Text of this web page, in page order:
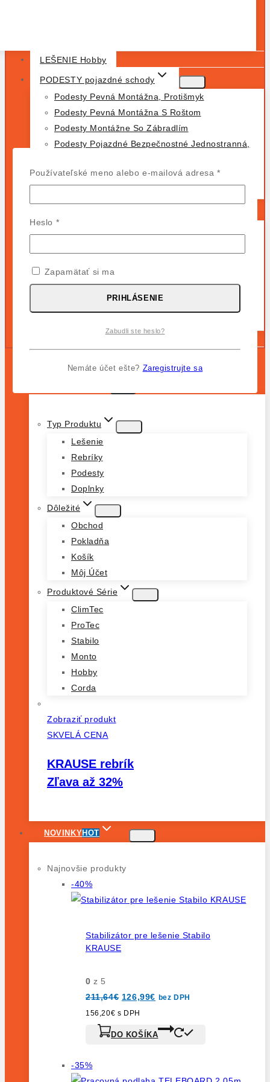
LEŠENIE Hobby
PODESTY pojazdné schody
Podesty Pevná Montážna, Protišmyk
Podesty Pevná Montážna S Roštom
Podesty Montážne So Zábradlím
Podesty Pojazdné Bezpečnostné Jednostranná,
VARIO Kompakt Plošinový Rebrík, Bezpečnostná
Kĺbový Teleskopický
Trojdielny Voľne Stojaci Rebrík
DOMOV
Typ Produktu
Lešenie
Rebríky
Podesty
Doplnky
Dôležité
Obchod
Pokladňa
Košík
Môj Účet
Produktové Série
ClimTec
ProTec
Stabilo
Monto
Hobby
Corda
Zobraziť produkt
SKVELÁ CENA
KRAUSE rebrík
Zľava až 32%
NOVINKYHOT
Najnovšie produkty
-40%Výrobok
na
Stabilizátor pre lešenie Stabilo
KRAUSE
0 z 5
211,64€ Pôvodná
cena
bola:
126,99€ Aktuálna
cena
bez DPH
156,20€ s DPH
DO KOŠÍKA
-35%Výrobok
Používateľské meno alebo e-mailová adresa*Povinné
Heslo *Povinné
Zapamätať si ma
PRIHLÁSENIE
Zabudli ste heslo?
Nemáte účet ešte? Zaregistrujte sa